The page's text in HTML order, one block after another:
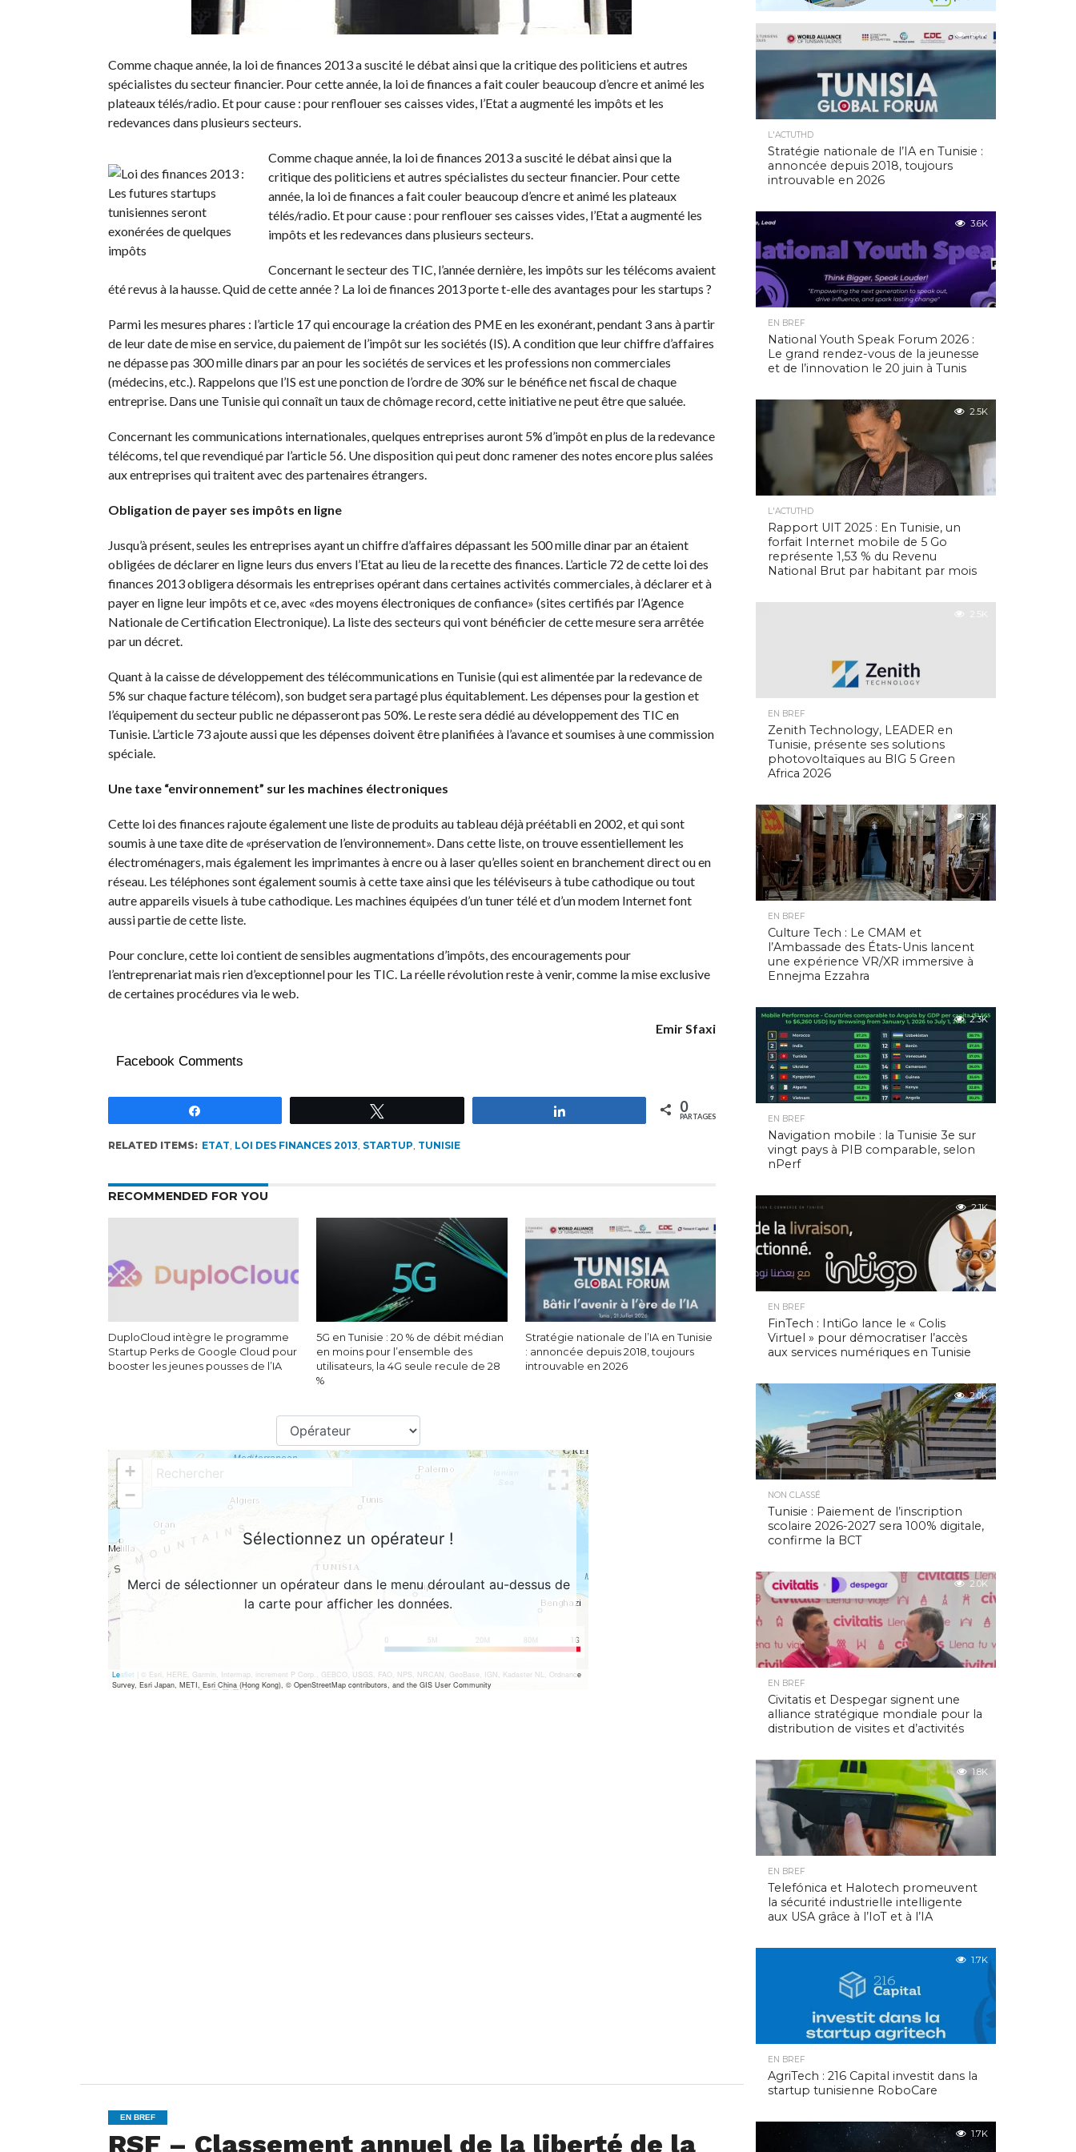
Comme chaque année, la loi de finances 2013 a suscité le débat ainsi que la critique des politiciens et autres
spécialistes du secteur financier. Pour cette année, la loi de finances a fait couler beaucoup d’encre et animé les
plateaux télés/radio. Et pour cause : pour renflouer ses caisses vides, l’Etat a augmenté les impôts et les
redevances dans plusieurs secteurs.
Comme chaque année, la loi de finances 2013 a suscité le débat ainsi que la
critique des politiciens et autres spécialistes du secteur financier. Pour cette
année, la loi de finances a fait couler beaucoup d’encre et animé les plateaux
télés/radio. Et pour cause : pour renflouer ses caisses vides, l’Etat a augmenté les
impôts et les redevances dans plusieurs secteurs.
Concernant le secteur des TIC, l’année dernière, les impôts sur les télécoms avaient
été revus à la hausse. Quid de cette année ? La loi de finances 2013 porte t-elle des avantages pour les startups ?
Parmi les mesures phares : l’article 17 qui encourage la création des PME en les exonérant, pendant 3 ans à partir
de leur date de mise en service, du paiement de l’impôt sur les sociétés (IS). A condition que leur chiffre d’affaires
ne dépasse pas 300 mille dinars par an pour les sociétés de services et les professions non commerciales
(médecins, etc.). Rappelons que l’IS est une ponction de l’ordre de 30% sur le bénéfice net fiscal de chaque
entreprise. Dans une Tunisie qui connaît un taux de chômage record, cette initiative ne peut être que saluée.
Concernant les communications internationales, quelques entreprises auront 5% d’impôt en plus de la redevance
télécoms, tel que revendiqué par l’article 56. Une disposition qui peut donc ramener des notes encore plus salées
aux entreprises qui traitent avec des partenaires étrangers.
Obligation de payer ses impôts en ligne
Jusqu’à présent, seules les entreprises ayant un chiffre d’affaires dépassant les 500 mille dinar par an étaient
obligées de déclarer en ligne leurs dus envers l’Etat au lieu de la recette des finances. L’article 72 de cette loi des
finances 2013 obligera désormais les entreprises opérant dans certaines activités commerciales, à déclarer et à
payer en ligne leur impôts et ce, avec «des moyens électroniques de confiance» (sites certifiés par l’Agence
Nationale de Certification Electronique). La liste des secteurs qui vont bénéficier de cette mesure sera arrêtée
par un décret.
Quant à la caisse de développement des télécommunications en Tunisie (qui est alimentée par la redevance de
5% sur chaque facture télécom), son budget sera partagé plus équitablement. Les dépenses pour la gestion et
l’équipement du secteur public ne dépasseront pas 50%. Le reste sera dédié au développement des TIC en
Tunisie. L’article 73 ajoute aussi que les dépenses doivent être planifiées à l’avance et soumises à une commission
spéciale.
Une taxe “environnement” sur les machines électroniques
Cette loi des finances rajoute également une liste de produits au tableau déjà préétabli en 2002, et qui sont
soumis à une taxe dite de «préservation de l’environnement». Dans cette liste, on trouve essentiellement les
électroménagers, mais également les imprimantes à encre ou à laser qu’elles soient en branchement direct ou en
réseau. Les téléphones sont également soumis à cette taxe ainsi que les téléviseurs à tube cathodique ou tout
autre appareils visuels à tube cathodique. Les machines équipées d’un tuner télé et d’un modem Internet font
aussi partie de cette liste.
Pour conclure, cette loi contient de sensibles augmentations d’impôts, des encouragements pour
l’entreprenariat mais rien d’exceptionnel pour les TIC. La réelle révolution reste à venir, comme la mise exclusive
de certaines procédures via le web.
Emir Sfaxi
Facebook Comments
0
PARTAGES
RELATED ITEMS: ETAT, LOI DES FINANCES 2013, STARTUP, TUNISIE
RECOMMENDED FOR YOU
DuploCloud intègre le programme
Startup Perks de Google Cloud pour
booster les jeunes pousses de l’IA
5G en Tunisie : 20 % de débit médian
en moins pour l’ensemble des
utilisateurs, la 4G seule recule de 28
%
Stratégie nationale de l’IA en Tunisie
: annoncée depuis 2018, toujours
introuvable en 2026
EN BREF
RSF – Classement annuel de la liberté de la
5.0K
L'ACTUTHD
Stratégie nationale de l’IA en Tunisie :
annoncée depuis 2018, toujours
introuvable en 2026
3.6K
EN BREF
National Youth Speak Forum 2026 :
Le grand rendez-vous de la jeunesse
et de l’innovation le 20 juin à Tunis
2.5K
L'ACTUTHD
Rapport UIT 2025 : En Tunisie, un
forfait Internet mobile de 5 Go
représente 1,53 % du Revenu
National Brut par habitant par mois
2.5K
EN BREF
Zenith Technology, LEADER en
Tunisie, présente ses solutions
photovoltaïques au BIG 5 Green
Africa 2026
2.5K
EN BREF
Culture Tech : Le CMAM et
l’Ambassade des États-Unis lancent
une expérience VR/XR immersive à
Ennejma Ezzahra
2.3K
EN BREF
Navigation mobile : la Tunisie 3e sur
vingt pays à PIB comparable, selon
nPerf
2.1K
EN BREF
FinTech : IntiGo lance le « Colis
Virtuel » pour démocratiser l’accès
aux services numériques en Tunisie
2.0K
NON CLASSÉ
Tunisie : Paiement de l’inscription
scolaire 2026-2027 sera 100% digitale,
confirme la BCT
2.0K
EN BREF
Civitatis et Despegar signent une
alliance stratégique mondiale pour la
distribution de visites et d’activités
1.8K
EN BREF
Telefónica et Halotech promeuvent
la sécurité industrielle intelligente
aux USA grâce à l’IoT et à l’IA
1.7K
EN BREF
AgriTech : 216 Capital investit dans la
startup tunisienne RoboCare
1.7K